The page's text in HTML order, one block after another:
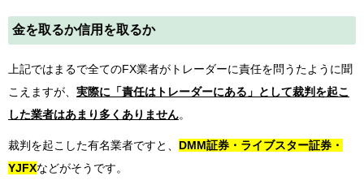
金を取るか信用を取るか
上記ではまるで全てのFX業者がトレーダーに責任を問うたように聞
こえますが、 実際に「責任はトレーダーにある」として裁判を起こ
した業者はあまり多くありません。
裁判を起こした有名業者ですと、 DMM証券・ライブスター証券・
YJFXなどがそうです。